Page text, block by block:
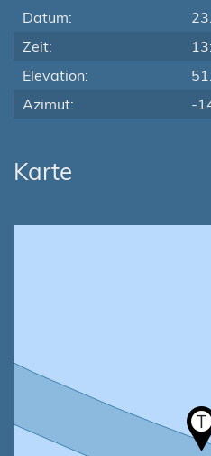
Datum:
Zeit:
Elevation:
Azimut:
-
Karte